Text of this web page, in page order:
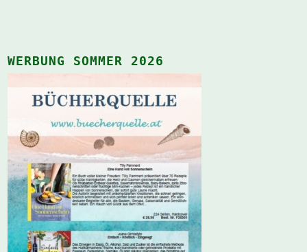
WERBUNG SOMMER 2026